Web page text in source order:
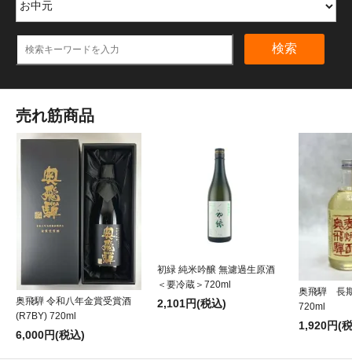
検索
売れ筋商品
奥飛騨 令和八年金賞受賞酒
(R7BY) 720ml
6,000円(税込)
初緑 純米吟醸 無濾過生原酒
＜要冷蔵＞720ml
2,101円(税込)
奥飛騨 長
720ml
1,920円(